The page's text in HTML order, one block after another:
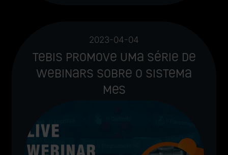
2023-04-04
Tebis promove uma série de
webinars sobre o sistema
MES